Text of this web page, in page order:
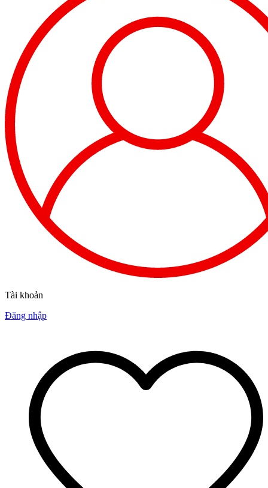
Tài khoản
Đăng nhập